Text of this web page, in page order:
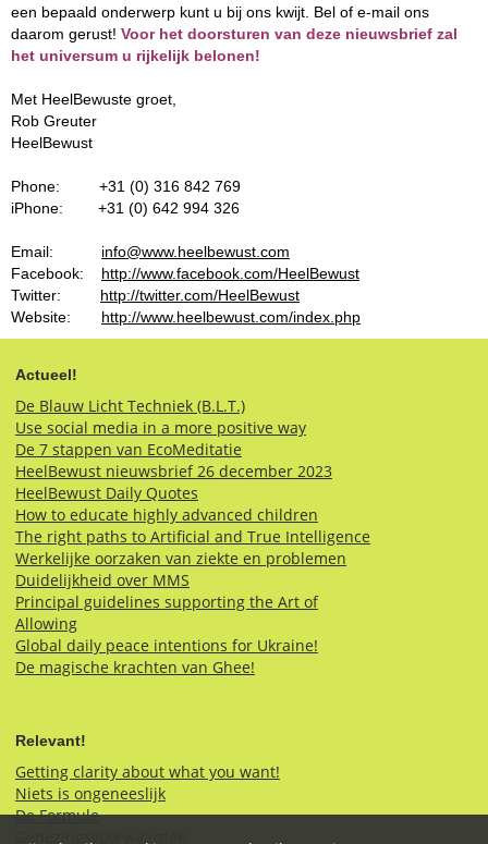
een bepaald onderwerp kunt u bij ons kwijt. Bel of e-mail ons
daarom gerust! Voor het doorsturen van deze nieuwsbrief zal
het universum u rijkelijk belonen!
Met HeelBewuste groet,
Rob Greuter
HeelBewust
Phone: +31 (0) 316 842 769
iPhone: +31 (0) 642 994 326
Email: info@www.heelbewust.com
Facebook: http://www.facebook.com/HeelBewust
Twitter: http://twitter.com/HeelBewust
Website: http://www.heelbewust.com/index.php
Actueel!
De Blauw Licht Techniek (B.L.T.)
Use social media in a more positive way
De 7 stappen van EcoMeditatie
HeelBewust nieuwsbrief 26 december 2023
HeelBewust Daily Quotes
How to educate highly advanced children
The right paths to Artificial and True Intelligence
Werkelijke oorzaken van ziekte en problemen
Duidelijkheid over MMS
Principal guidelines supporting the Art of
Allowing
Global daily peace intentions for Ukraine!
De magische krachten van Ghee!
Relevant!
Getting clarity about what you want!
Niets is ongeneeslijk
De Formule